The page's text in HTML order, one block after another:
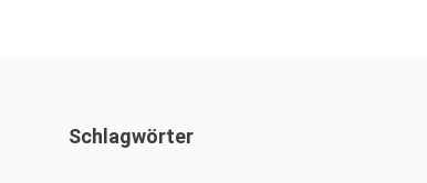
Schlagwörter